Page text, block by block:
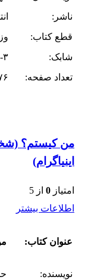
ناشر:
قطع کتاب:
شابک:
تعداد صفحه:
من کیستم؟
اینیاگرام)
امتیاز 0 از 5
اطلاعات بیشتر
عنوان کتاب:
نویسنده: